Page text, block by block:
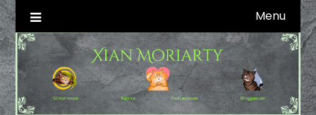
Skip
to
content
Xian Moriarty
Autrice SFFF & Blogueuse & Streameuse Menu